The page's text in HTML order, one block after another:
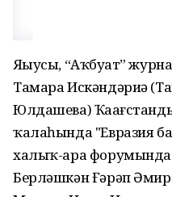
Яҙыусы, “Аҡбуҙат”
Тамара Искәндәриә
Юлдашева)
ҡалаһында "Евразия
халыҡ-ара
Берләшкән Ғәрәп